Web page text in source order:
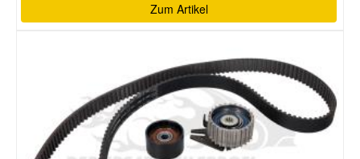
Zum Artikel